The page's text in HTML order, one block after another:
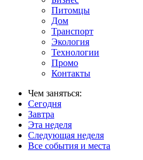
Питомцы
Дом
Транспорт
Экология
Технологии
Промо
Контакты
Чем заняться:
Сегодня
Завтра
Эта неделя
Следующая неделя
Все события и места